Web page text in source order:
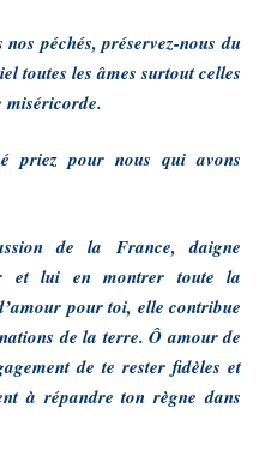
péchés, préservez-nous du
toutes les âmes surtout celles
miséricorde.
priez pour nous qui avons
de la France, daigne
et lui en montrer toute la
pour toi, elle contribue
de la terre. Ô amour de
de te rester fidèles et
à répandre ton règne dans